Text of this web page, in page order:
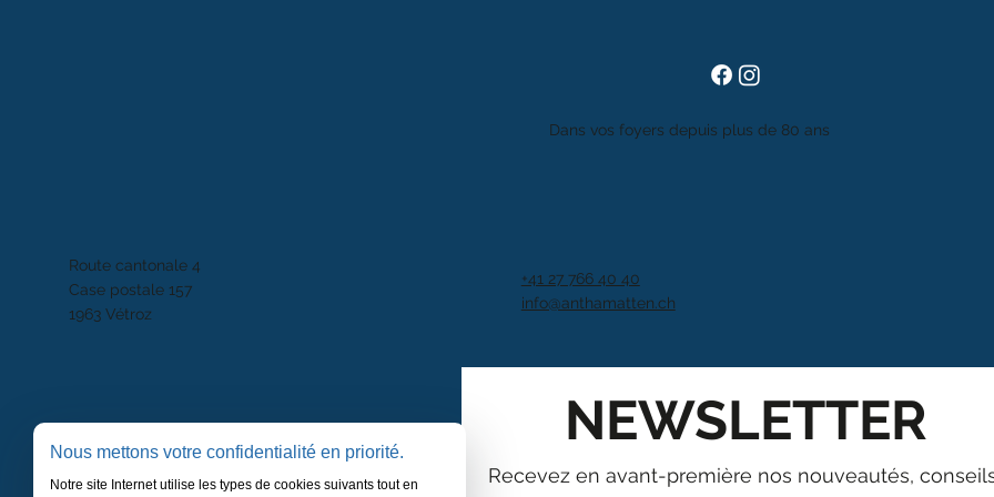
Route cantonale 4
Case postale 157
1963 Vétroz
Dans vos foyers depuis plus de 80 ans
+41 27 766 40 40
info@anthamatten.ch
NEWSLETTER
Recevez en avant-première nos nouveautés,
Nous mettons votre confidentialité en priorité.
Notre site Internet utilise les types de cookies suivants tout en